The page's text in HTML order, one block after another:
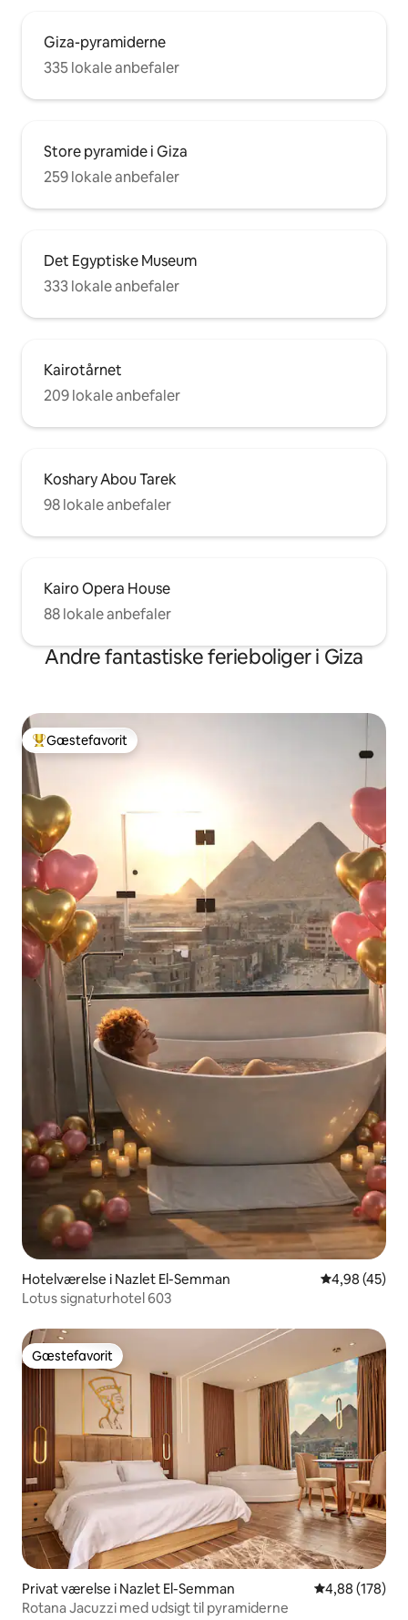
Giza-pyramiderne
335 lokale anbefaler
Store pyramide i Giza
259 lokale anbefaler
Det Egyptiske Museum
333 lokale anbefaler
Kairotårnet
209 lokale anbefaler
Koshary Abou Tarek
98 lokale anbefaler
Kairo Opera House
88 lokale anbefaler
Andre fantastiske ferieboliger i Giza
Bedste gæstefavorit
Gæstefavorit
Hotelværelse i Nazlet El-Semman 4,98 ud af 5 i
4,98 (45)
Lotus signaturhotel 603
Gæstefavorit
Gæstefavorit
Privat værelse i Nazlet El-Semman 4,88 ud af 5 i
4,88 (178)
Rotana Jacuzzi med udsigt til pyramiderne